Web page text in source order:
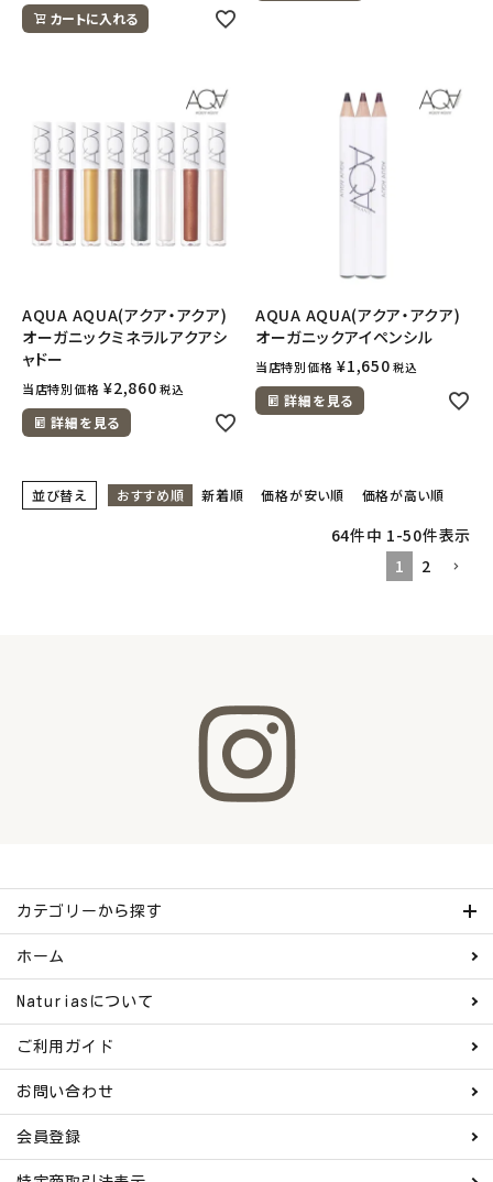
カートに入れる
AQUA AQUA(アクア・アクア)
オーガニックミネラルアクアシ
ャドー
当店特別価格 ¥2,860 税込
詳細を見る
AQUA AQUA(アクア・アクア)
オーガニックアイペンシル
当店特別価格 ¥1,650 税込
詳細を見る
並び替え おすすめ順 新着順 価格が安い順 価格が高い順
64件中 1-50件表示
1
2
カテゴリーから探す
ホーム
Naturiasについて
ご利用ガイド
お問い合わせ
会員登録